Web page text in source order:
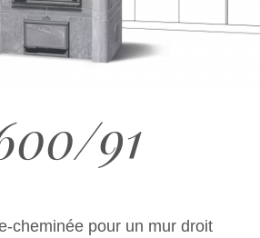
91
cheminée pour un mur droit